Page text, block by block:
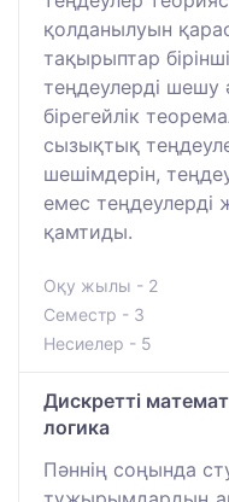
қолданылуын
тақырыптар
теңдеулерді шешу
бірегейлік
сызықтық
шешімдерін,
емес
қамтиды.
Оқу жылы - 2
Семестр - 3
Несиелер - 5
Дискретті
логика
Пәннің соңында